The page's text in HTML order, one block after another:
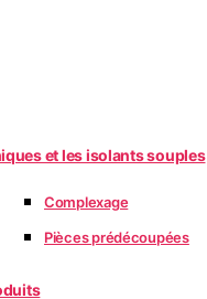
et les isolants souples
Complexage
Pièces prédécoupées